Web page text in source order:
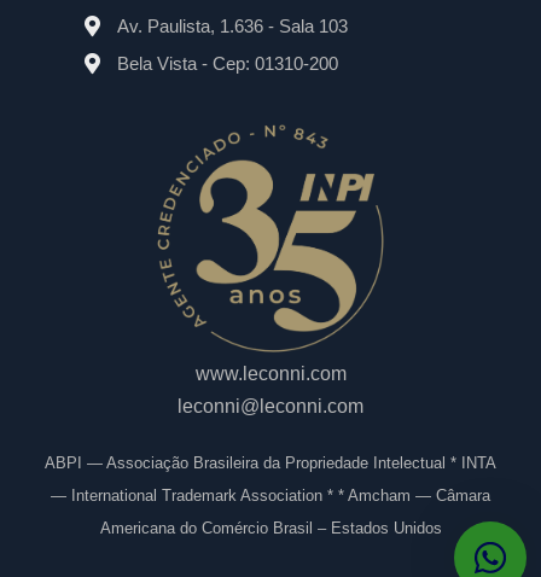
Av. Paulista, 1.636 - Sala 103
Bela Vista - Cep: 01310-200
www.leconni.com
leconni@leconni.com
ABPI — Associação Brasileira da Propriedade Intelectual * INTA
— International Trademark Association * * Amcham — Câmara
Americana do Comércio Brasil – Estados Unidos